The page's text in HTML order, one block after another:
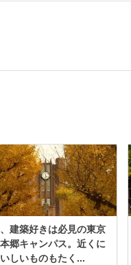
建築好きは必見の東京
郷キャンパス。近くに
しいものもたく...